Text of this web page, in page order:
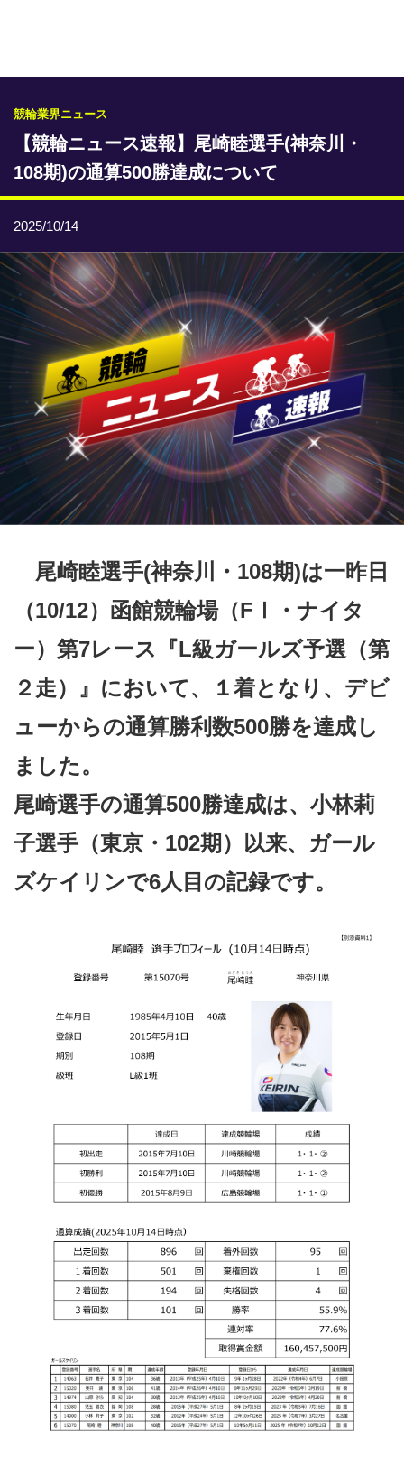
レース情報
本日のおすすめレース
年間開催予定表
トリマクリオリジナル予想
トリマクリコラム
お知らせ
番記者とくダネ！
選手ランキング
競輪場ガイド
記者紹介
運営会社概要
ご意見をお聞かせください
お問い合わせ
支払い方法、ポイント利用規約
車券は20歳になってから・のめり込む不安のある方のご相
談
よくある質問
競輪業界ニュース
【競輪ニュース速報】尾崎睦選手(神奈川・
108期)の通算500勝達成について
2025/10/14
尾崎睦選手(神奈川・108期)は一昨日
（10/12）函館競輪場（FⅠ・ナイタ
ー）第7レース『L級ガールズ予選（第
２走）』において、１着となり、デビ
ューからの通算勝利数500勝を達成し
ました。
尾崎選手の通算500勝達成は、小林莉
子選手（東京・102期）以来、ガール
ズケイリンで6人目の記録です。